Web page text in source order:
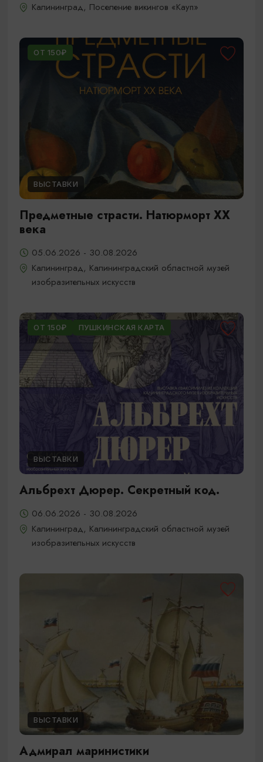
Калининград, Поселение викингов «Кауп»
ОТ 150₽
ВЫСТАВКИ
Предметные страсти. Натюрморт XX
века
05.06.2026 - 30.08.2026
Калининград, Калининградский областной музей
изобразительных искусств
ОТ 150₽ ПУШКИНСКАЯ КАРТА
ВЫСТАВКИ
Альбрехт Дюрер. Секретный код.
06.06.2026 - 30.08.2026
Калининград, Калининградский областной музей
изобразительных искусств
ВЫСТАВКИ
Адмирал маринистики